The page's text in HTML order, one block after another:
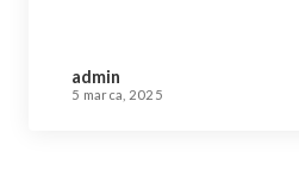
admin
5 marca, 2025